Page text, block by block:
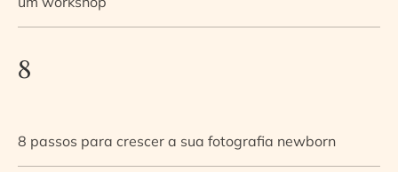
8
8 passos para crescer a sua fotografia newborn